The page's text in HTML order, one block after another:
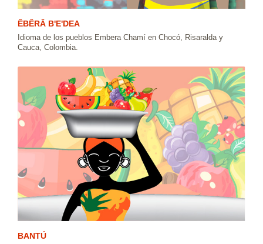
ÊBÊRÂ Β'E'DEA
Idioma de los pueblos Embera Chamí en Chocó, Risaralda y
Cauca, Colombia.
BANTÚ